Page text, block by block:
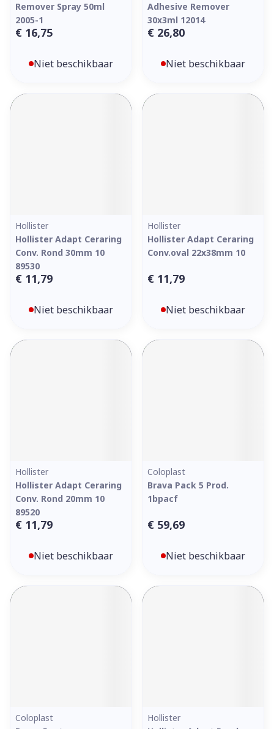
Remover Spray 50ml
2005-1
€ 16,75
Niet beschikbaar
Adhesive Remover
30x3ml 12014
€ 26,80
Niet beschikbaar
Hollister
Hollister Adapt Ceraring
Conv. Rond 30mm 10
89530
€ 11,79
Niet beschikbaar
Hollister
Hollister Adapt Ceraring
Conv.oval 22x38mm 10
€ 11,79
Niet beschikbaar
Hollister
Hollister Adapt Ceraring
Conv. Rond 20mm 10
89520
€ 11,79
Niet beschikbaar
Coloplast
Brava Pack 5 Prod.
1bpacf
€ 59,69
Niet beschikbaar
Coloplast
Hollister